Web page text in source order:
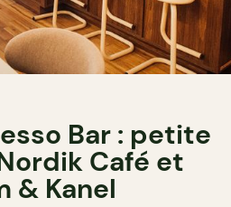
Bar : petite
Café et
& Kanel